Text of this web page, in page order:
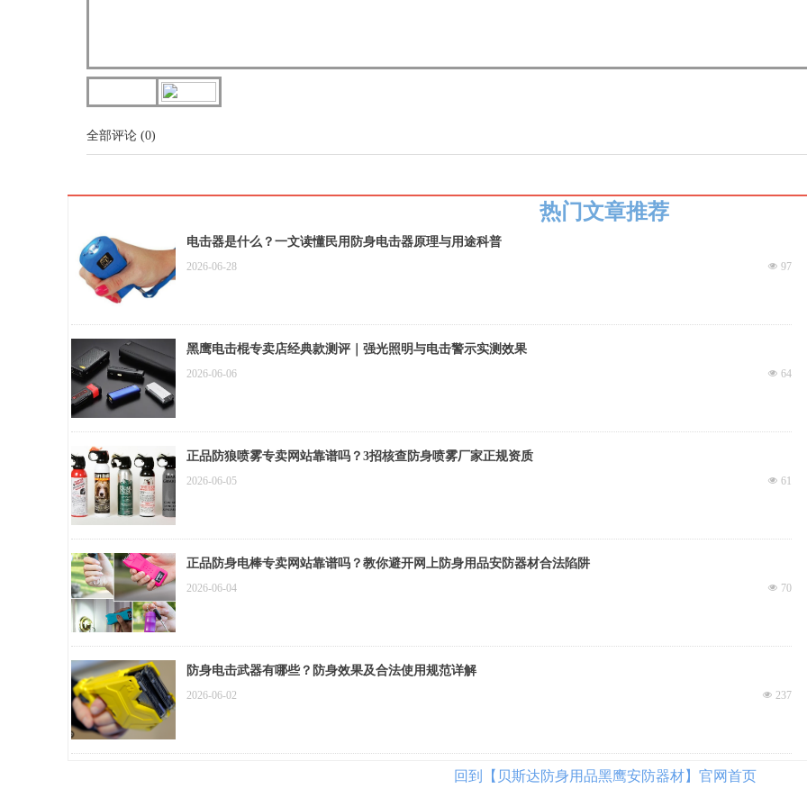
全部评论 (0)
热门文章推荐
电击器是什么？一文读懂民用防身电击器原理与用途科普
넶 97
2026-06-28
黑鹰电击棍专卖店经典款测评｜强光照明与电击警示实测效果
넶 64
2026-06-06
正品防狼喷雾专卖网站靠谱吗？3招核查防身喷雾厂家正规资质
넶 61
2026-06-05
正品防身电棒专卖网站靠谱吗？教你避开网上防身用品安防器材合法陷阱
넶 70
2026-06-04
防身电击武器有哪些？防身效果及合法使用规范详解
넶 237
2026-06-02
回到【贝斯达防身用品黑鹰安防器材】官网首页